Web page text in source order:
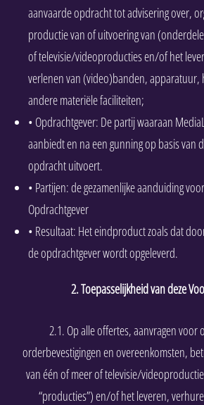
aanvaarde opdracht tot advisering over,
productie van of uitvoering van
of televisie/videoproducties en/of het
verlenen van (video)banden, apparatuur,
andere materiële faciliteiten;
• Opdrachtgever: De partij waaraan
aanbiedt en na een gunning op basis van
opdracht uitvoert.
• Partijen: de gezamenlijke aanduiding
Opdrachtgever
• Resultaat: Het eindproduct zoals dat
de opdrachtgever wordt opgeleverd.
2. Toepasselijkheid van deze
2.1. Op alle offertes, aanvragen voor
orderbevestigingen en overeenkomsten,
van één of meer of televisie/
“producties”) en/of het leveren,